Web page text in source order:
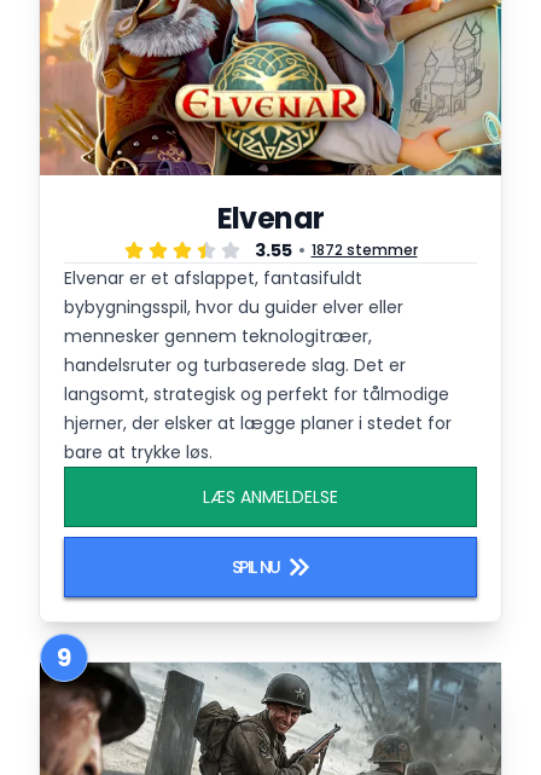
Elvenar
3.55 1872 stemmer
Elvenar er et afslappet, fantasifuldt
bybygningsspil, hvor du guider elver eller
mennesker gennem teknologitræer,
handelsruter og turbaserede slag. Det er
langsomt, strategisk og perfekt for tålmodige
hjerner, der elsker at lægge planer i stedet for
bare at trykke løs.
LÆS ANMELDELSE
SPIL NU
9